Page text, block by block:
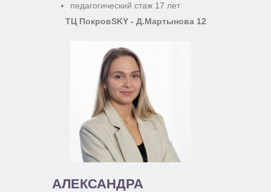
АЛЕКСАНДРА
ТЦ ПокровSKY - Д.Мартынова 12
педагогический стаж 17 лет